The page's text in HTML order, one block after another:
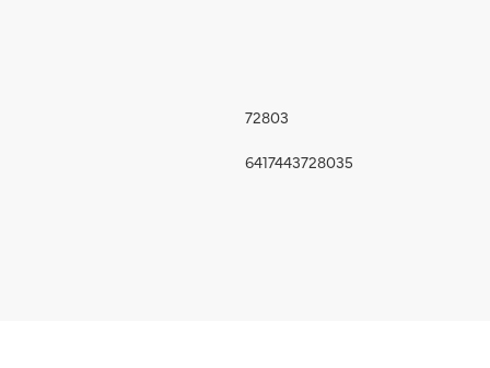
72803
6417443728035